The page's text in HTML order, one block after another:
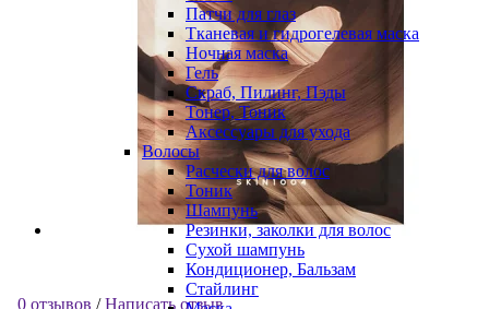
Патчи для глаз
Тканевая и гидрогелевая маска
Ночная маска
Гель
Скраб, Пилинг, Пэды
Тонер, Тоник
Аксессуары для ухода
Волосы
Расчески для волос
Тоник
Шампунь
Резинки, заколки для волос
Сухой шампунь
Кондиционер, Бальзам
Стайлинг
0 отзывов / Написать отзыв